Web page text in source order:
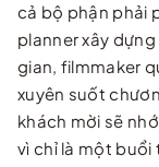
cả bộ phận phải
planner xây
gian, filmmaker
xuyên suốt
khách mời sẽ
vì chỉ là một buổi